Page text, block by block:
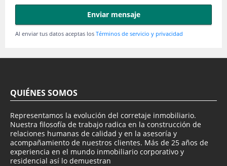
Enviar mensaje
Al enviar tus datos aceptas los Términos de servicio y privacidad
QUIÉNES SOMOS
Representamos la evolución del corretaje inmobiliario.
Nuestra filosofía de trabajo radica en la construcción de
relaciones humanas de calidad y en la asesoría y
acompañamiento de nuestros clientes. Más de 25 años de
experiencia en el mundo inmobiliario corporativo y
residencial así lo demuestran